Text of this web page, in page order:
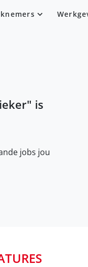
" is
jobs jou